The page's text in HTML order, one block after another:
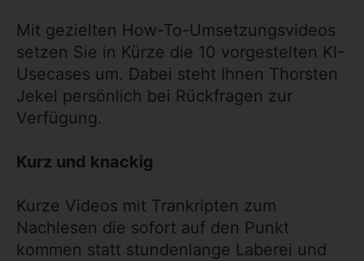
Mit gezielten How-To-Umsetzungsvideos
setzen Sie in Kürze die 10 vorgestelten KI-
Usecases um. Dabei steht Ihnen Thorsten
Jekel persönlich bei Rückfragen zur
Verfügung.
Kurz und knackig
Kurze Videos mit Trankripten zum
Nachlesen die sofort auf den Punkt
kommen statt stundenlange Laberei und